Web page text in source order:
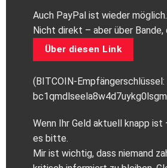
Auch PayPal ist wieder möglich.
Nicht direkt – aber über Bande,
Über diesen Link
(BITCOIN-Empfängerschlüssel:
Wenn Ihr Geld aktuell knapp ist
es bitte.
Mir ist wichtig, dass niemand